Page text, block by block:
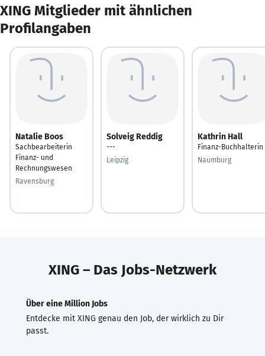
XING Mitglieder mit ähnlichen
Profilangaben
Natalie Boos
Sachbearbeiterin
Finanz- und
Rechnungswesen
Ravensburg
Solveig Reddig
---
Leipzig
Kathrin Hall
Finanz-Buchhalterin
Naumburg
XING – Das Jobs-Netzwerk
Über eine Million Jobs
Entdecke mit XING genau den Job, der wirklich zu Dir
passt.